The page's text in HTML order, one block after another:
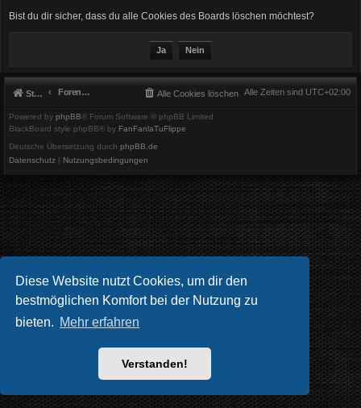
Diese Website nutzt Cookies, um dir den
bestmöglichen Komfort bei der Nutzung zu
bieten. Mehr erfahren
Verstanden!
Bist du dir sicher, dass du alle Cookies des Boards löschen möchtest?
Startseite Foren-Übersicht Alle Zeiten sind UTC+02:00
Alle Cookies löschen
Powered by phpBB® Forum Software © phpBB Limited
BlackBoard style phpBB® by FanFanlaTuFlippe
Deutsche Übersetzung durch phpBB.de
Datenschutz | Nutzungsbedingungen